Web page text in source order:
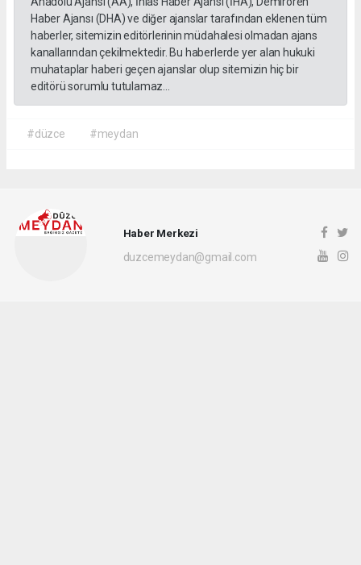
Haber Ajansı (DHA) ve diğer ajanslar tarafından eklenen tüm
haberler, sitemizin editörlerinin müdahalesi olmadan ajans
kanallarından çekilmektedir. Bu haberlerde yer alan hukuki
muhataplar haberi geçen ajanslar olup sitemizin hiç bir
editörü sorumlu tutulamaz...
#düzce #meydan
Haber Merkezi
duzcemeydan@gmail.com